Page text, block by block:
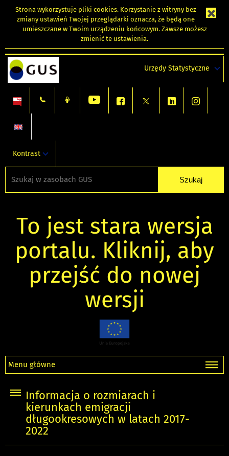
Strona wykorzystuje pliki cookies. Korzystanie z witryny bez
zmiany ustawień Twojej przeglądarki oznacza, że będą one
umieszczane w Twoim urządzeniu końcowym. Zawsze możesz
zmienić te ustawienia.
Urzędy Statystyczne
Kontrast
To jest stara wersja
portalu. Kliknij, aby
przejść do nowej
wersji
Menu główne
Informacja o rozmiarach i
kierunkach emigracji
długookresowych w latach 2017-
2022